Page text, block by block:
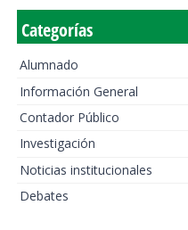
Categorías
Alumnado
Información General
Contador Público
Investigación
Noticias institucionales
Debates